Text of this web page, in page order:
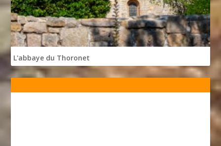
L'abbaye du Thoronet